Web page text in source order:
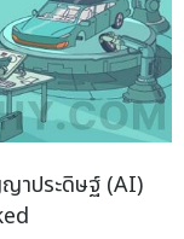
าประดิษฐ์ (AI)